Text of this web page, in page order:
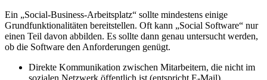
Ein „Social-Business-Arbeitsplatz“ sollte mindestens einige
Grundfunktionalitäten bereitstellen. Oft kann „Social Software“ nur
einen Teil davon abbilden. Es sollte dann genau untersucht werden,
ob die Software den Anforderungen genügt.
Direkte Kommunikation zwischen Mitarbeitern, die nicht im
sozialen Netzwerk öffentlich ist (entspricht E-Mail).